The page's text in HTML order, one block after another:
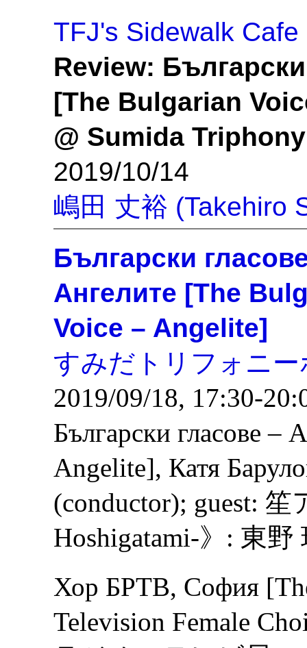
TFJ's Sidewalk Cafe
Review:
[The Bulgarian
@ Sumida
2019/10/14
嶋田 丈裕 (Takehiro
Български
Ангелите [The
Voice – Angelite]
すみだトリフォニー
2019/09/18, 17:30-
Български гласове –
Angelite], Катя
(conductor); guest:
Hoshigatami-》: 東
Хор БРТВ, София
Television Female